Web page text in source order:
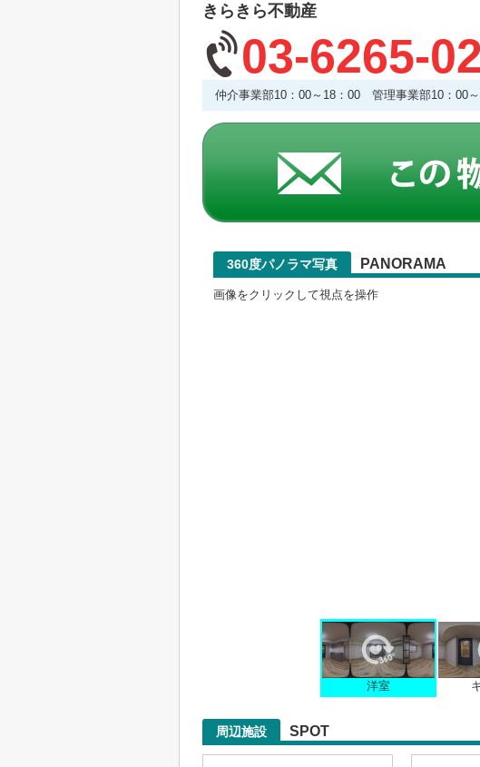
きらきら不動産
03-6265-
仲介事業部10：00～18：00 管理事業部10：
360度パノラマ写真 PANORAMA
画像をクリックして視点を操作
洋室
周辺施設 SPOT